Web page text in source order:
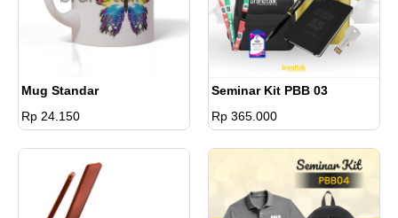
Mug Standar
Rp 24.150
Seminar Kit PBB 03
Rp 365.000